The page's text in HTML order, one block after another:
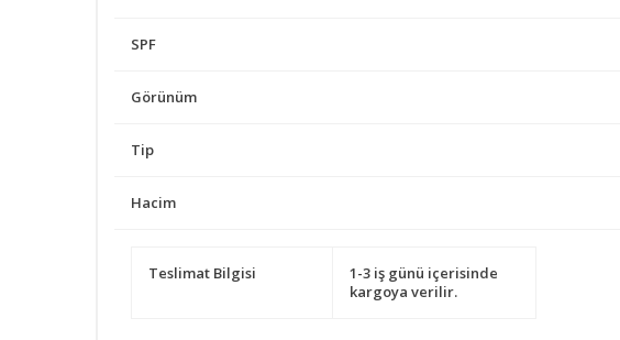
SPF
Görünüm
Tip
Hacim
Teslimat Bilgisi
1-3 iş günü içerisinde
kargoya verilir.